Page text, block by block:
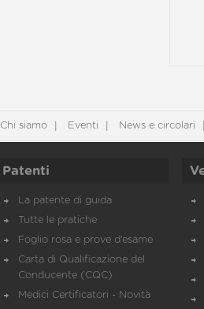
Chi siamo Eventi News e circolari
Patenti
La patente di guida
Tutte le pratiche
Foglio rosa e prove d’esame
Carta di Qualificazione del
Conducente (CQC)
Medici Certificatori - Novità